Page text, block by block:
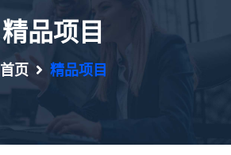
精品项目
首页 精品项目